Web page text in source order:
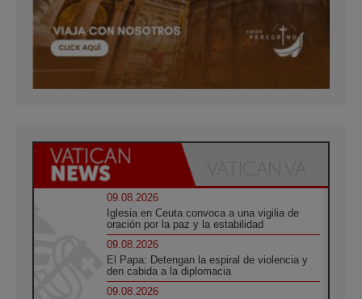
09.08.2026
Iglesia en Ceuta convoca a una vigilia de
oración por la paz y la estabilidad
09.08.2026
El Papa: Detengan la espiral de violencia y
den cabida a la diplomacia
09.08.2026